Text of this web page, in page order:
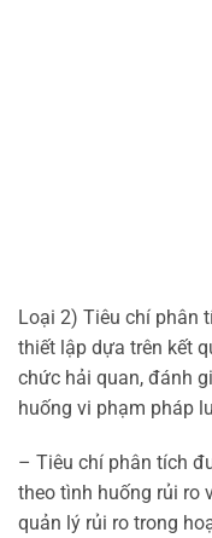
Loại 2) Tiêu chí phân
thiết lập dựa trên kết
chức hải quan, đánh
huống vi phạm pháp
– Tiêu chí phân tích
theo tình huống rủi ro
quản lý rủi ro trong